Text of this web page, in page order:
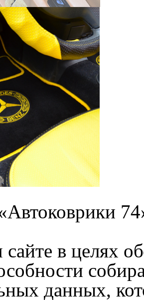
в целях
данных,
Это,
Вы
обработку
по обработке
91 67